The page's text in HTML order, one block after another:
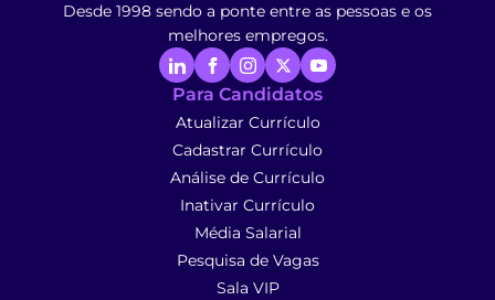
Desde 1998 sendo a ponte entre as pessoas e os
melhores empregos.
Para Candidatos
Atualizar Currículo
Cadastrar Currículo
Análise de Currículo
Inativar Currículo
Média Salarial
Pesquisa de Vagas
Sala VIP